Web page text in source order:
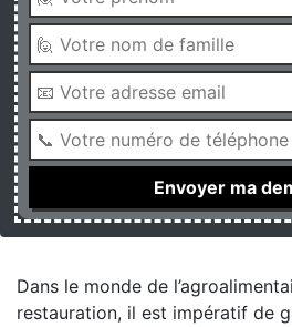
Dans le monde de
restauration, il est impératif de